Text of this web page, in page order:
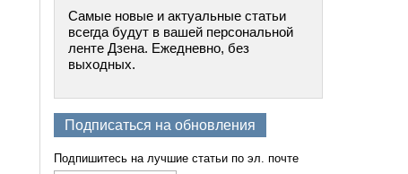
Самые новые и актуальные статьи
всегда будут в вашей персональной
ленте Дзена. Ежедневно, без
выходных.
Подписаться на обновления
Подпишитесь на лучшие статьи по эл. почте